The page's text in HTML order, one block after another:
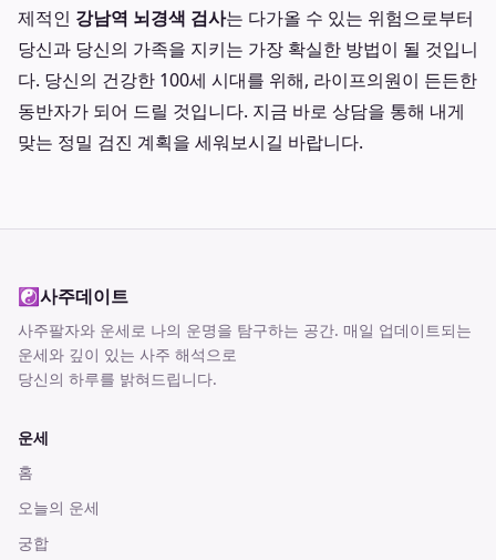
제적인 강남역 뇌경색 검사는 다가올 수 있는 위험으로부터
당신과 당신의 가족을 지키는 가장 확실한 방법이 될 것입니
다. 당신의 건강한 100세 시대를 위해, 라이프의원이 든든한
동반자가 되어 드릴 것입니다. 지금 바로 상담을 통해 내게
맞는 정밀 검진 계획을 세워보시길 바랍니다.
☯사주데이트
사주팔자와 운세로 나의 운명을 탐구하는 공간. 매일 업데이트되는
운세와 깊이 있는 사주 해석으로
당신의 하루를 밝혀드립니다.
운세
홈
오늘의 운세
궁합